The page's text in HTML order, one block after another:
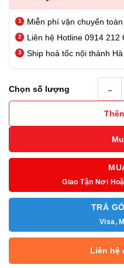
Miễn phí vận chuyển
Liên hệ Hotline 0914
Ship hoả tốc nội thành
Chọn số lượng
Giao Tận Nơi
TRẢ
Visa,
Liên hệ